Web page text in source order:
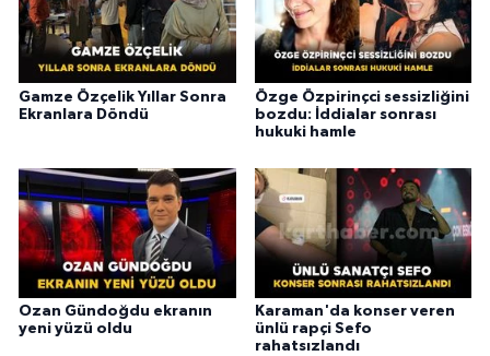
Gamze Özçelik Yıllar Sonra
Ekranlara Döndü
Özge Özpirinçci sessizliğini
bozdu: İddialar sonrası
hukuki hamle
Ozan Gündoğdu ekranın
yeni yüzü oldu
Karaman'da konser veren
ünlü rapçi Sefo
rahatsızlandı